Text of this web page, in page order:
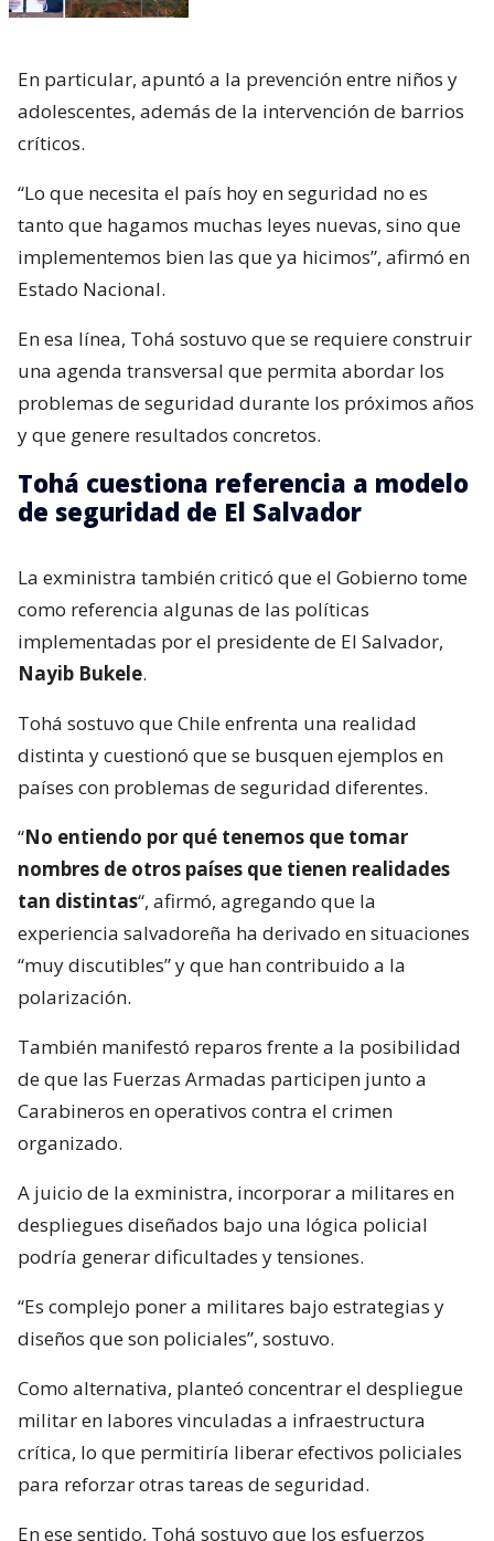
En particular, apuntó a la prevención entre niños y
adolescentes, además de la intervención de barrios
críticos.
“Lo que necesita el país hoy en seguridad no es
tanto que hagamos muchas leyes nuevas, sino que
implementemos bien las que ya hicimos”, afirmó en
Estado Nacional.
En esa línea, Tohá sostuvo que se requiere construir
una agenda transversal que permita abordar los
problemas de seguridad durante los próximos años
y que genere resultados concretos.
Tohá cuestiona referencia a modelo
de seguridad de El Salvador
La exministra también criticó que el Gobierno tome
como referencia algunas de las políticas
implementadas por el presidente de El Salvador,
Nayib Bukele.
Tohá sostuvo que Chile enfrenta una realidad
distinta y cuestionó que se busquen ejemplos en
países con problemas de seguridad diferentes.
“No entiendo por qué tenemos que tomar
nombres de otros países que tienen realidades
tan distintas“, afirmó, agregando que la
experiencia salvadoreña ha derivado en situaciones
“muy discutibles” y que han contribuido a la
polarización.
También manifestó reparos frente a la posibilidad
de que las Fuerzas Armadas participen junto a
Carabineros en operativos contra el crimen
organizado.
A juicio de la exministra, incorporar a militares en
despliegues diseñados bajo una lógica policial
podría generar dificultades y tensiones.
“Es complejo poner a militares bajo estrategias y
diseños que son policiales”, sostuvo.
Como alternativa, planteó concentrar el despliegue
militar en labores vinculadas a infraestructura
crítica, lo que permitiría liberar efectivos policiales
para reforzar otras tareas de seguridad.
En ese sentido, Tohá sostuvo que los esfuerzos